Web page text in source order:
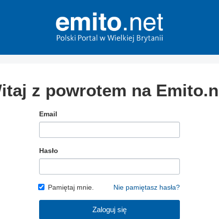
z powrotem na
Email
Hasło
Pamiętaj mnie. Nie pamiętasz hasła?
Zaloguj się